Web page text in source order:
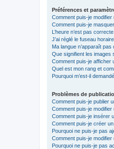
Préférences et
Comment puis-je
Comment puis-je
L’heure n’est pas correcte
J’ai réglé le fuseau
Ma langue n’apparaît pas
Que signifient les images
Comment puis-je afficher
Quel est mon rang et
Pourquoi m’est-il
Problèmes de
Comment puis-je publier
Comment puis-je
Comment puis-je insérer
Comment puis-je créer
Pourquoi ne puis-je pas
Comment puis-je
Pourquoi ne puis-je pas